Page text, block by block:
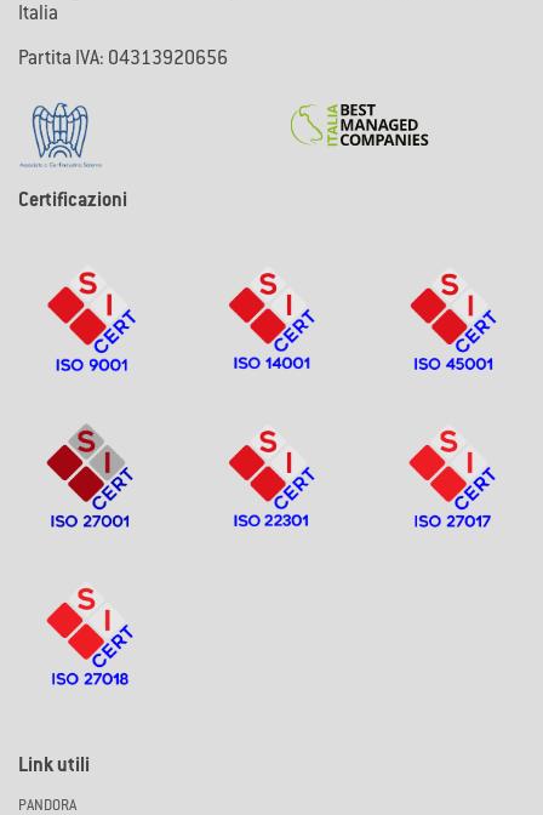
Italia
Partita IVA: 04313920656
Certificazioni
Link utili
PANDORA